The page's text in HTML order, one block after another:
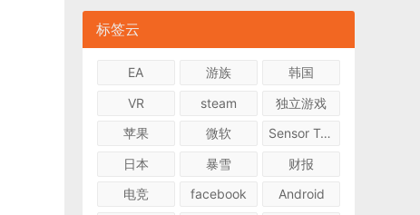
标签云
EA 游族
韩国
VR
steam
独立游戏
苹果
微软
Sensor Tower
日本
暴雪
财报
电竞
facebook
Android